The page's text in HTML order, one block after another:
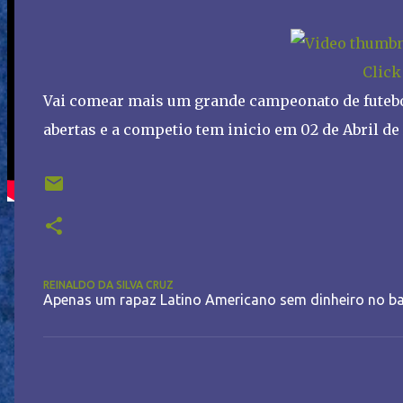
Click
Vai comear mais um grande campeonato de
abertas e a competio tem inicio em 02 de Abril de
REINALDO DA SILVA CRUZ
Apenas um rapaz Latino Americano sem dinheiro no